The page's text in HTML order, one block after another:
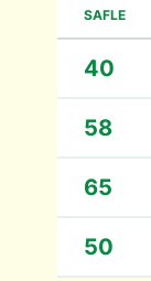
SAFLE
40
58
65
50